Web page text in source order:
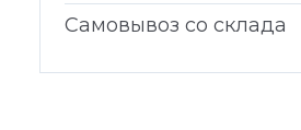
Самовывоз со склада